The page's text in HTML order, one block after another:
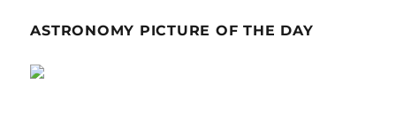
ASTRONOMY PICTURE OF THE DAY